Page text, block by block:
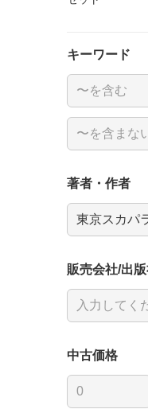
キーワード
著者・作者
販売会社/出版
中古価格